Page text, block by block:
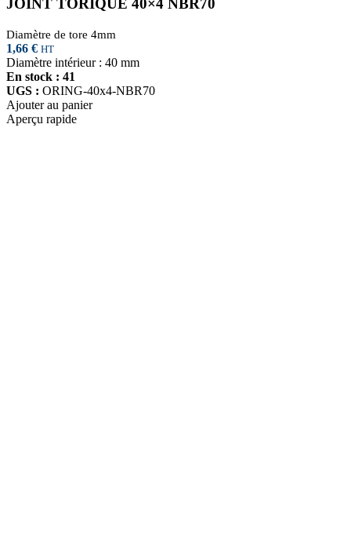
JOINT TORIQUE 40×4 NBR70
Diamètre de tore 4mm
1,66 € HT
Diamètre intérieur : 40 mm
En stock : 41
UGS : ORING-40x4-NBR70
Ajouter au panier
Aperçu rapide